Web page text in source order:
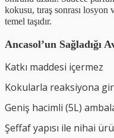
kokusu, tıraş sonrası
temel taşıdır.
Ancasol’un Sağladığı
Katkı maddesi içermez
Kokularla reaksiyona
Geniş hacimli (5L)
Şeffaf yapısı ile nihai